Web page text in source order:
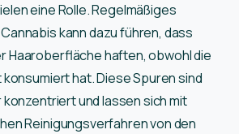
eine Rolle. Regelmäßiges
kann dazu führen, dass
Haaroberfläche haften, obwohl die
hat. Diese Spuren sind
und lassen sich mit
Reinigungsverfahren von den